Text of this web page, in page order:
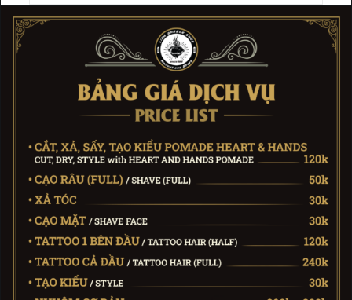
là:
350.000 ₫.
tại
là:
320.000 ₫.